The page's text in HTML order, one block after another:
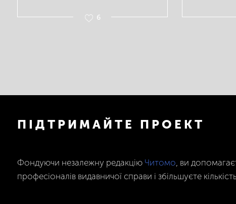
6
ПІДТРИМАЙТЕ ПРОЕКТ
Фондуючи незалежну редакцію Читомо, ви
професіоналів видавничої справи і збільшуєте